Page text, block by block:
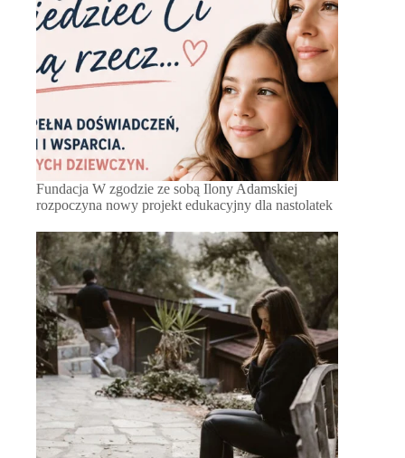
Fundacja W zgodzie ze sobą Ilony Adamskiej
rozpoczyna nowy projekt edukacyjny dla nastolatek